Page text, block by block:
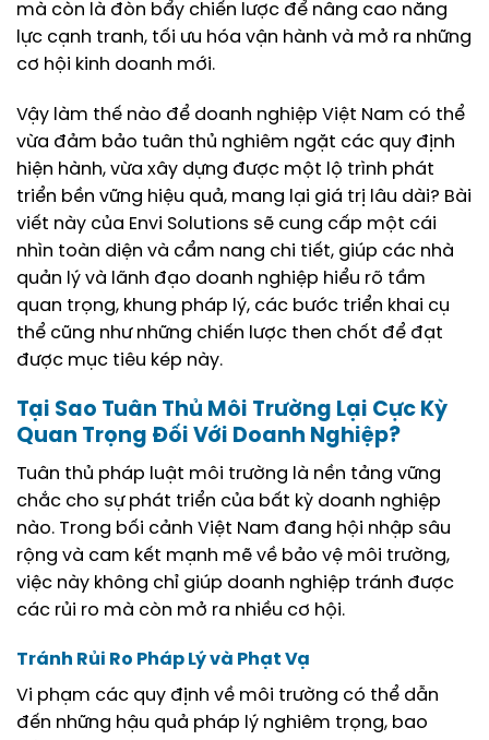
mà còn là đòn bẩy chiến lược để nâng cao năng
lực cạnh tranh, tối ưu hóa vận hành và mở ra những
cơ hội kinh doanh mới.
Vậy làm thế nào để doanh nghiệp Việt Nam có thể
vừa đảm bảo tuân thủ nghiêm ngặt các quy định
hiện hành, vừa xây dựng được một lộ trình phát
triển bền vững hiệu quả, mang lại giá trị lâu dài? Bài
viết này của Envi Solutions sẽ cung cấp một cái
nhìn toàn diện và cẩm nang chi tiết, giúp các nhà
quản lý và lãnh đạo doanh nghiệp hiểu rõ tầm
quan trọng, khung pháp lý, các bước triển khai cụ
thể cũng như những chiến lược then chốt để đạt
được mục tiêu kép này.
Tại Sao Tuân Thủ Môi Trường Lại Cực Kỳ
Quan Trọng Đối Với Doanh Nghiệp?
Tuân thủ pháp luật môi trường là nền tảng vững
chắc cho sự phát triển của bất kỳ doanh nghiệp
nào. Trong bối cảnh Việt Nam đang hội nhập sâu
rộng và cam kết mạnh mẽ về bảo vệ môi trường,
việc này không chỉ giúp doanh nghiệp tránh được
các rủi ro mà còn mở ra nhiều cơ hội.
Tránh Rủi Ro Pháp Lý và Phạt Vạ
Vi phạm các quy định về môi trường có thể dẫn
đến những hậu quả pháp lý nghiêm trọng, bao